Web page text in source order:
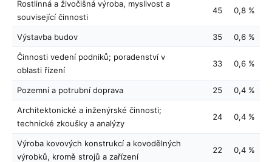
Rostlinná a živočišná výroba, myslivost a
související činnosti
45 0,8 %
Výstavba budov 35 0,6 %
Činnosti vedení podniků; poradenství v
oblasti řízení
33 0,6 %
Pozemní a potrubní doprava 25 0,4 %
Architektonické a inženýrské činnosti;
technické zkoušky a analýzy
24 0,4 %
Výroba kovových konstrukcí a kovodělných
výrobků, kromě strojů a zařízení
22 0,4 %